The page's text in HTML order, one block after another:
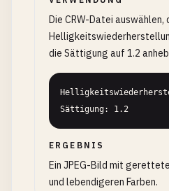
Die CRW-Datei auswählen,
die Sättigung auf 1.2
Sättigung: 1.2
ERGEBNIS
Ein JPEG-Bild mit
und lebendigeren Farben.